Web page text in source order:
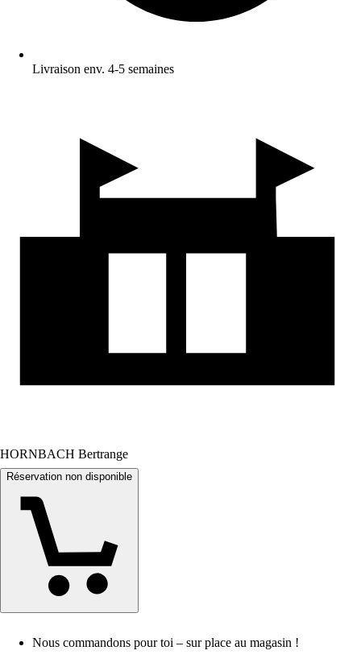
Livraison env. 4-5 semaines
HORNBACH Bertrange
Réservation non disponible
Nous commandons pour toi – sur place au magasin !